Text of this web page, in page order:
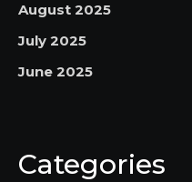
August 2025
July 2025
June 2025
Categories